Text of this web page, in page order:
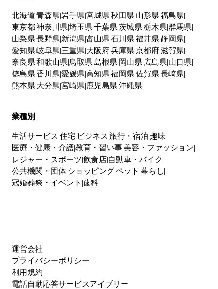
北海道 青森県 岩手県 宮城県 秋田県 山形県 福島県
東京都神奈川県 埼玉県 千葉県 茨城県 栃木県 群馬県
山梨県 長野県 新潟県 富山県 石川県 福井県 静岡県
愛知県 岐阜県 三重県 大阪府兵庫県 京都府滋賀県
奈良県 和歌山県 鳥取県 島根県 岡山県 広島県 山口県
徳島県 香川県 愛媛県 高知県 福岡県 佐賀県 長崎県
熊本県 大分県 宮崎県 鹿児島県 沖縄県
業種別
生活サービス 住宅 ビジネス 旅行・宿泊 趣味
医療・健康・介護教育・習い事 美容・ファッション
レジャー・スポーツ 飲食店 自動車・バイク
公共機関・団体 ショッピングペット 暮らし
冠婚葬祭・イベント 歯科
運営会社
プライバシーポリシー
利用規約
電話自動応答サービスアイブリー